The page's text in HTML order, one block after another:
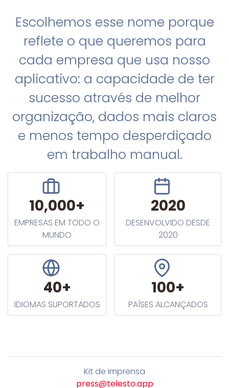
Escolhemos esse nome porque
reflete o que queremos para
cada empresa que usa nosso
aplicativo: a capacidade de ter
sucesso através de melhor
organização, dados mais claros
e menos tempo desperdiçado
em trabalho manual.
10,000+
EMPRESAS EM TODO O
MUNDO
2020
DESENVOLVIDO DESDE
2020
40+
IDIOMAS SUPORTADOS
100+
PAÍSES ALCANÇADOS
Kit de imprensa
press@telesto.app